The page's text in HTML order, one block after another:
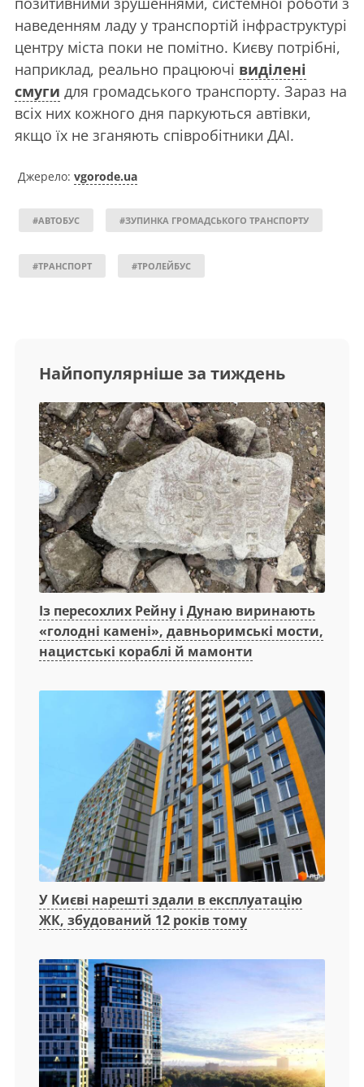
наведенням ладу у транспортій інфраструктурі
центру міста поки не помітно. Києву потрібні,
наприклад, реально працюючі виділені
смуги для громадського транспорту. Зараз на
всіх них кожного дня паркуються автівки,
якщо їх не зганяють співробітники ДАІ.
Джерело: vgorode.ua
#АВТОБУС #ЗУПИНКА ГРОМАДСЬКОГО ТРАНСПОРТУ
#ТРАНСПОРТ #ТРОЛЕЙБУС
Найпопулярніше за тиждень
Із пересохлих Рейну і Дунаю виринають
«голодні камені», давньоримські мости,
нацистські кораблі й мамонти
У Києві нарешті здали в експлуатацію
ЖК, збудований 12 років тому